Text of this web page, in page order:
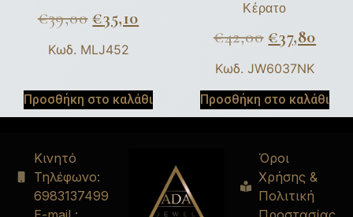
€39,00 €35,10
Κωδ. MLJ452
Προσθήκη στο καλάθι
Κέρατο
€42,00 €37,80
Κωδ. JW6037NK
Προσθήκη στο καλάθι
Κινητό
Τηλέφωνο:
6983137499
Όροι
Χρήσης &
Πολιτική